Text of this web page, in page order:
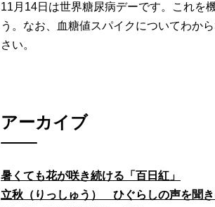
11月14日は世界糖尿病デーです。これを
う。なお、血糖値スパイクについてわか
さい。
アーカイブ
暑くても花が咲き続ける「百日紅」
立秋（りっしゅう） ひぐらしの声を聞